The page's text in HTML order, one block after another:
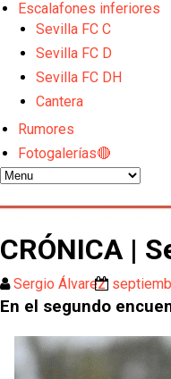
Escalafones inferiores
Sevilla FC C
Sevilla FC D
Sevilla FC DH
Cantera
Rumores
Fotogalerías🔴
CRÓNICA |
Sergio Álvarez
En el segundo